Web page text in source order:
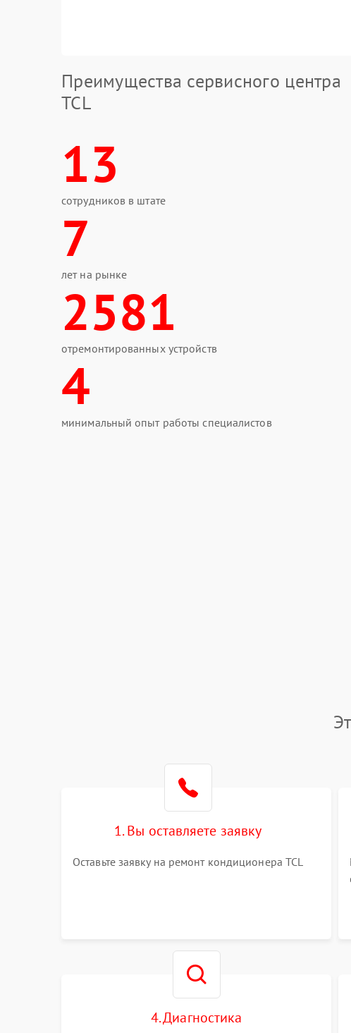
Преимущества сервисного центра
TCL
13
сотрудников в штате
7
лет на рынке
2581
отремонтированных устройств
4
минимальный опыт работы специалистов
1. Вы оставляете заявку
Оставьте заявку на ремонт кондиционера TCL
4. Диагностика